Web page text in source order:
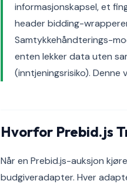
informasjonskapsel, et
header bidding-
Samtykkehåndterings-
enten lekker data uten
(inntjeningsrisiko).
Hvorfor Prebid.js
Når en Prebid.js-auksjon
budgiveradapter. Hver